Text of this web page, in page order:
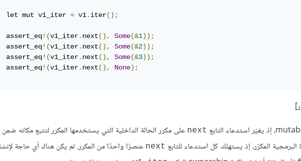
let mut v1_iter
= v1. iter();
assert_eq
!(v1_iter. next(), Some(&1));
assert_eq
!(v1_iter. next(), Some(&2));
assert_eq
!(v1_iter. next(), Some(&3));
assert_eq
!(v1_iter. next(), None);
next على مكرر الحالة الداخلية التي يستخدمها المكرر لتتبع مكانه ضمن
البرمجية المكرّر، إذ يستهلك كل استدعاء للتابع next عنصرًا واحدًا من المكرر. لم يكن هناك أي حاجة